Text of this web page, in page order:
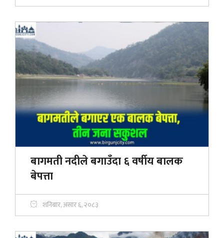
बागमती नदीले बगाउँदा ६ वर्षीय बालक
बेपत्ता
शनिबार, असार ६, २०८३